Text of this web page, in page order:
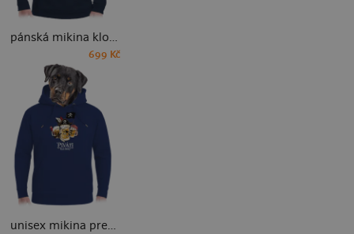
pánská mikina klokanka
699 Kč
unisex mikina premium